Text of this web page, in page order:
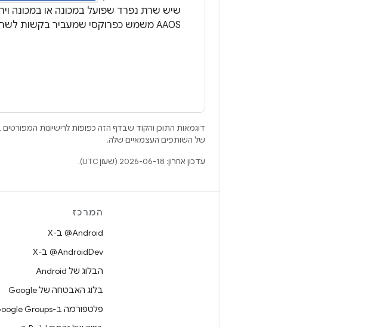
AAOS משמש כפרוקסי שמעביר בקשות לשרת המרוחק. פרטים נוספים מופיעים במאמר בנושא
דוגמאות התוכן והקוד שבדף הזה כפופות לרישיונות
של השותפים העצמאיים שלה.
עדכון אחרון: 2026-06-18 (שעון UTC).
המרכז
‫‎@Android ב-X
‫‎@AndroidDev ב-X
הבלוג של Android
בלוג האבטחה של Google
פלטפורמה ב-Google Groups